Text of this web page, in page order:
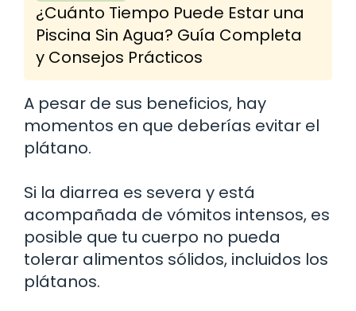
¿Cuánto Tiempo Puede Estar una
Piscina Sin Agua? Guía Completa
y Consejos Prácticos
A pesar de sus beneficios, hay
momentos en que deberías evitar el
plátano.
Si la diarrea es severa y está
acompañada de vómitos intensos, es
posible que tu cuerpo no pueda
tolerar alimentos sólidos, incluidos los
plátanos.